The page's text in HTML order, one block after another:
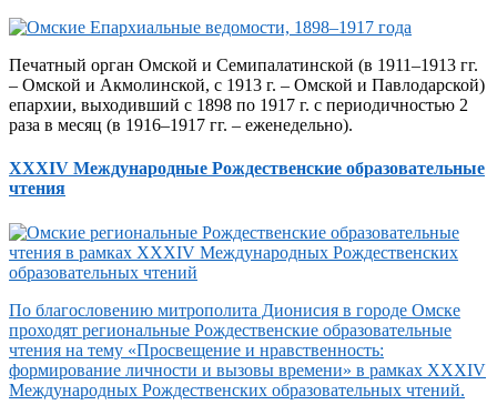
Печатный орган Омской и Семипалатинской (в 1911–1913 гг.
– Омской и Акмолинской, с 1913 г. – Омской и Павлодарской)
епархии, выходивший с 1898 по 1917 г. с периодичностью 2
раза в месяц (в 1916–1917 гг. – еженедельно).
XXXIV Международные Рождественские образовательные
чтения
По благословению митрополита Дионисия в городе Омске
проходят региональные Рождественские образовательные
чтения на тему «Просвещение и нравственность:
формирование личности и вызовы времени» в рамках XXXIV
Международных Рождественских образовательных чтений.